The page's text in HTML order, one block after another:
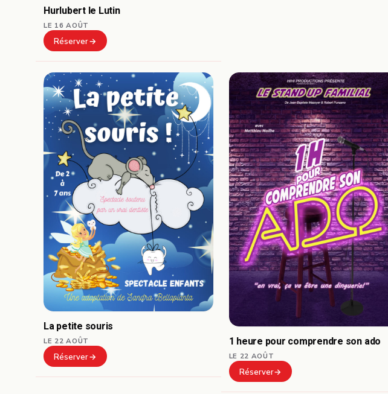
Hurlubert le Lutin
LE 16 AOÛT
Réserver
La petite souris
LE 22 AOÛT
Réserver
1 heure pour comprendre son ado
LE 22 AOÛT
Réserver